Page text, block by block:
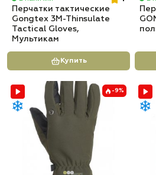
Перчатки тактические
Gongtex 3M-Thinsulate
Tactical Gloves,
Мультикам
Купить
-9%